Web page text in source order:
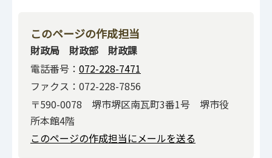
このページの作成担当
財政局 財政部 財政課
電話番号： 072-228-7471
ファクス：072-228-7856
〒590-0078 堺市堺区南瓦町3番1号 堺市役
所本館4階
このページの作成担当にメールを送る